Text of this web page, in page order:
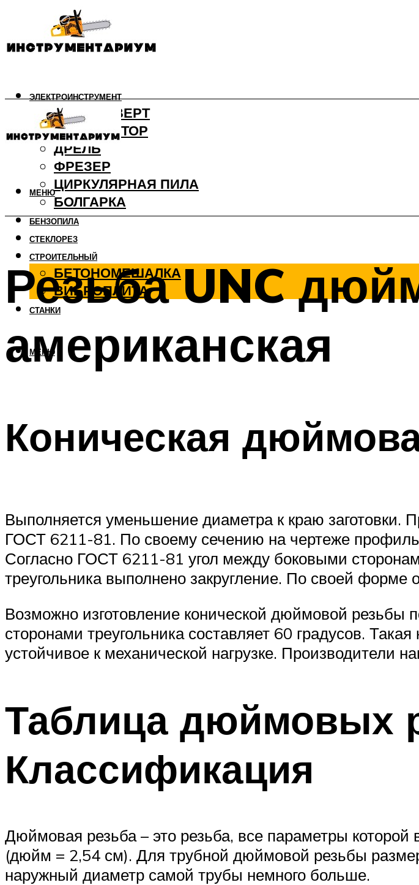
ЭЛЕКТРОИНСТРУМЕНТ
ШУРУПОВЕРТ
ПЕРФОРАТОР
ДРЕЛЬ
ФРЕЗЕР
ЦИРКУЛЯРНАЯ ПИЛА
БОЛГАРКА
БЕНЗОПИЛА
СТЕКЛОРЕЗ
СТРОИТЕЛЬНЫЙ
БЕТОНОМЕШАЛКА
ВИБРОПЛИТА
СТАНКИ
МЕНЮ
МЕНЮ
Резьба UNC
американская
Коническая
Выполняется уменьшение диаметра к краю заготовки.
ГОСТ 6211-81. По своему сечению на чертеже профиль
Согласно ГОСТ 6211-81 угол между боковыми
треугольника выполнено закругление. По своей форме
Возможно изготовление конической дюймовой резьбы
сторонами треугольника составляет 60 градусов.
устойчивое к механической нагрузке. Производители
Таблица дюймовых
Классификация
Дюймовая резьба – это резьба, все параметры
(дюйм = 2,54 см). Для трубной дюймовой резьбы
наружный диаметр самой трубы немного больше.